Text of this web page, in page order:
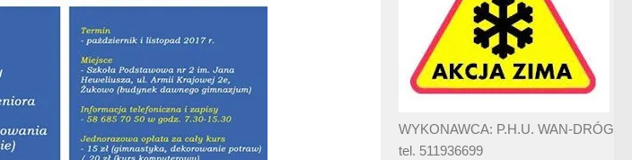
WYKONAWCA: P.H.U. WAN-DRÓG
tel. 511936699